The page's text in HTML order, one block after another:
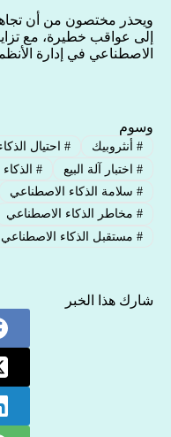
ويحذر مختصون من أن
إلى عواقب خطيرة، مع
الاصطناعي في إدارة
وسوم
#أنثروبيك #احتيال
#اختبار آلة البيع #
#سلامة الذكاء الاصطناعي
#مخاطر الذكاء الاصطناعي
#مستقبل الذكاء الاصطناعي
شارك هذا الخبر